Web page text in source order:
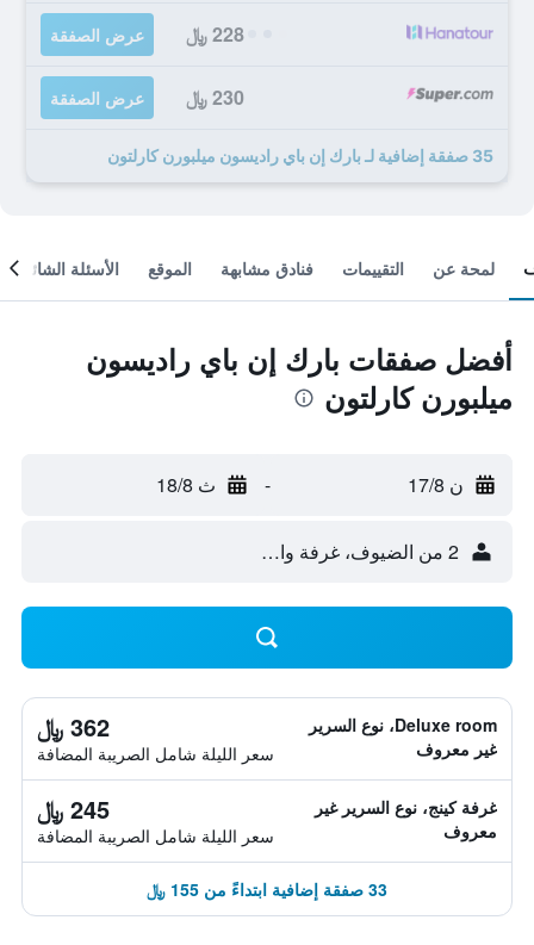
228 ﷼ عرض الصفقة
230 ﷼ عرض الصفقة
35 صفقة إضافية لـ بارك إن باي راديسون ميلبورن كارلتون
لمحة عن التقييمات فنادق مشابهة الموقع الأسئلة الشائعة
أفضل صفقات بارك إن باي راديسون
ميلبورن كارلتون
ن 17/8 - ث 18/8
2 من الضيوف، غرفة واحدة
Deluxe room، نوع السرير
غير معروف
362 ﷼
سعر الليلة شامل الصريبة المضافة
غرفة كينج، نوع السرير غير
معروف
245 ﷼
سعر الليلة شامل الصريبة المضافة
33 صفقة إضافية ابتداءً من 155 ﷼